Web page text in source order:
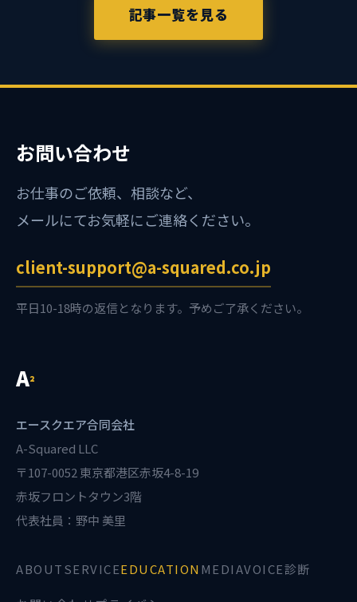
記事一覧を見る
お問い合わせ
お仕事のご依頼、相談など、
メールにてお気軽にご連絡ください。
client-support@a-squared.co.jp
平日10-18時の返信となります。予めご了承ください。
A²
エースクエア合同会社
A-Squared LLC
〒107-0052 東京都港区赤坂4-8-19
赤坂フロントタウン3階
代表社員：野中 美里
ABOUTSERVICEEDUCATION MEDIAVOICE診断